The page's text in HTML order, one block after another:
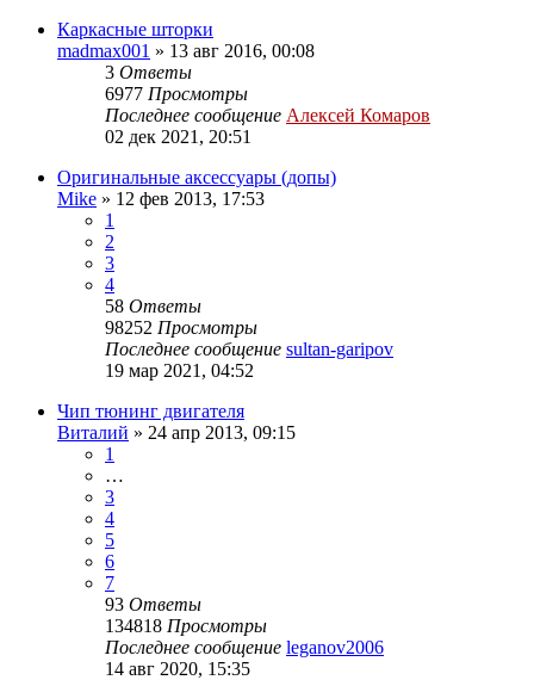
Каркасные шторки
madmax001 » 13 авг 2016, 00:08
3 Ответы
6977 Просмотры
Последнее сообщение Алексей Комаров
02 дек 2021, 20:51
Оригинальные аксессуары (допы)
Mike » 12 фев 2013, 17:53
1
2
3
4
58 Ответы
98252 Просмотры
Последнее сообщение sultan-garipov
19 мар 2021, 04:52
Чип тюнинг двигателя
Виталий » 24 апр 2013, 09:15
1
…
3
4
5
6
7
93 Ответы
134818 Просмотры
Последнее сообщение leganov2006
14 авг 2020, 15:35